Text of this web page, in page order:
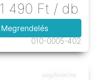
1 490 Ft / db
Megrendelés
010-0005-402